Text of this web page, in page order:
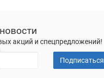
акций и спецпредложений!
Подписаться